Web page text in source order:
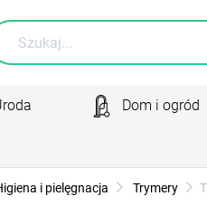
Dom i ogród
i pielęgnacja Trymery